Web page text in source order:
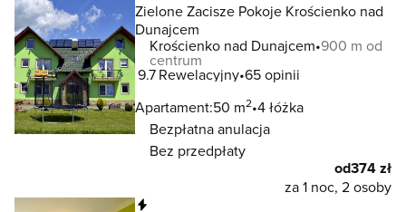
Zielone Zacisze Pokoje Krościenko nad
Dunajcem
Krościenko nad Dunajcem 900 m od
centrum
9.7Rewelacyjny 65 opinii
Apartament:50 m2 4 łóżka
Bezpłatna anulacja
Bez przedpłaty
od374 zł
za 1 noc, 2 osoby